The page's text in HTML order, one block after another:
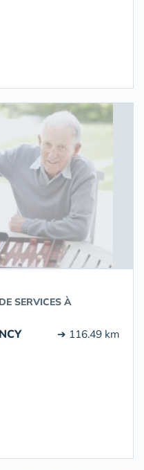
SERVICES À
➔ 116.49 km